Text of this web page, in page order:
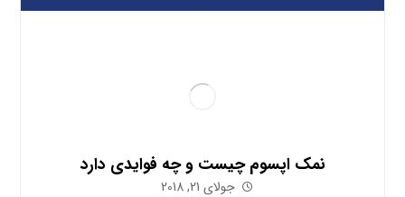
نمک اپسوم چیست و چه فوایدی دارد
جولای 21, 2018